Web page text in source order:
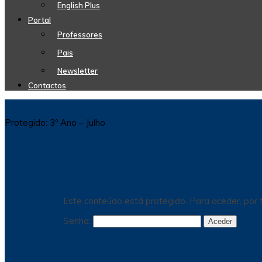
English Plus
Portal
Professores
Pais
Newsletter
Contactos
Protegido: 3º Ano – Julho
Este conteúdo está protegido. Para aceder, por
Senha: